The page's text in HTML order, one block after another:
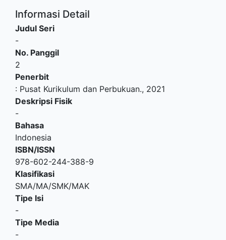
Informasi Detail
Judul Seri
-
No. Panggil
2
Penerbit
: Pusat Kurikulum dan Perbukuan., 2021
Deskripsi Fisik
-
Bahasa
Indonesia
ISBN/ISSN
978-602-244-388-9
Klasifikasi
SMA/MA/SMK/MAK
Tipe Isi
-
Tipe Media
-